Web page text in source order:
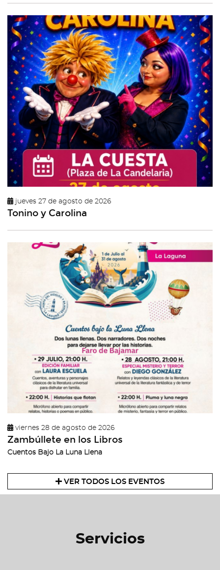
jueves 27 de agosto de 2026
Tonino y Carolina
viernes 28 de agosto de 2026
Zambúllete en los Libros
Cuentos Bajo La Luna Llena
VER TODOS LOS EVENTOS
Servicios